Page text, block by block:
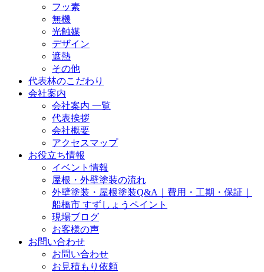
フッ素
無機
光触媒
デザイン
遮熱
その他
代表林のこだわり
会社案内
会社案内 一覧
代表挨拶
会社概要
アクセスマップ
お役立ち情報
イベント情報
屋根・外壁塗装の流れ
外壁塗装・屋根塗装Q&A｜費用・工期・保証｜
船橋市 すずしょうペイント
現場ブログ
お客様の声
お問い合わせ
お問い合わせ
お見積もり依頼